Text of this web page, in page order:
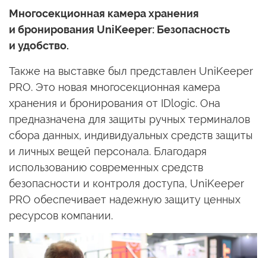
Многосекционная камера хранения
и бронирования UniKeeper: Безопасность
и удобство.
Также на выставке был представлен UniKeeper
PRO. Это новая многосекционная камера
хранения и бронирования от IDlogic. Она
предназначена для защиты ручных терминалов
сбора данных, индивидуальных средств защиты
и личных вещей персонала. Благодаря
использованию современных средств
безопасности и контроля доступа, UniKeeper
PRO обеспечивает надежную защиту ценных
ресурсов компании.